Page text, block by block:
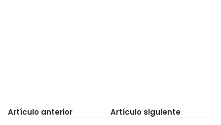
Artículo anterior Artículo siguiente